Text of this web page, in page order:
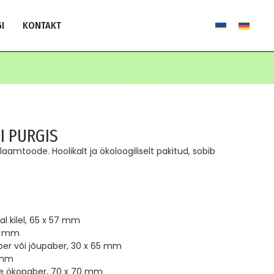
KONTAKT
PURGIS
Hoolikalt ja ökoloogiliselt pakitud, sobib
kilel, 65 x 57 mm
mm
või jõupaber, 30 x 65 mm
ökopaber, 70 x 70 mm